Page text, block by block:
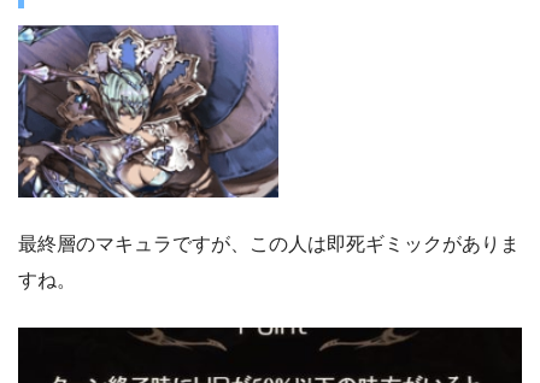
最終層のマキュラですが、この人は即死ギミックがありま
すね。